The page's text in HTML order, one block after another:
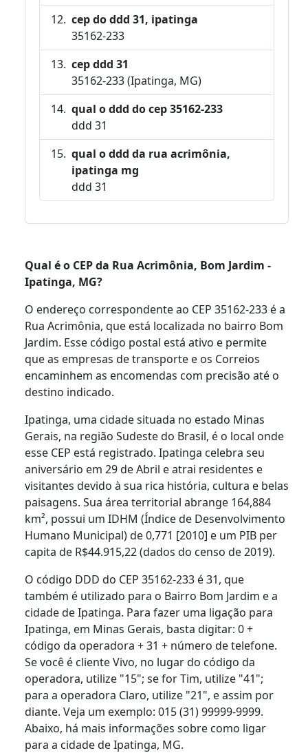
cep do ddd 31, ipatinga
35162-233
cep ddd 31
35162-233 (Ipatinga, MG)
qual o ddd do cep 35162-233
ddd 31
qual o ddd da rua acrimônia,
ipatinga mg
ddd 31
Qual é o CEP da Rua Acrimônia, Bom Jardim -
Ipatinga, MG?
O endereço correspondente ao CEP 35162-233 é a
Rua Acrimônia, que está localizada no bairro Bom
Jardim. Esse código postal está ativo e permite
que as empresas de transporte e os Correios
encaminhem as encomendas com precisão até o
destino indicado.
Ipatinga, uma cidade situada no estado Minas
Gerais, na região Sudeste do Brasil, é o local onde
esse CEP está registrado. Ipatinga celebra seu
aniversário em 29 de Abril e atrai residentes e
visitantes devido à sua rica história, cultura e belas
paisagens. Sua área territorial abrange 164,884
km², possui um IDHM (Índice de Desenvolvimento
Humano Municipal) de 0,771 [2010] e um PIB per
capita de R$44.915,22 (dados do censo de 2019).
O código DDD do CEP 35162-233 é 31, que
também é utilizado para o Bairro Bom Jardim e a
cidade de Ipatinga. Para fazer uma ligação para
Ipatinga, em Minas Gerais, basta digitar: 0 +
código da operadora + 31 + número de telefone.
Se você é cliente Vivo, no lugar do código da
operadora, utilize "15"; se for Tim, utilize "41";
para a operadora Claro, utilize "21", e assim por
diante. Veja um exemplo: 015 (31) 99999-9999.
Abaixo, há mais informações sobre como ligar
para a cidade de Ipatinga, MG.